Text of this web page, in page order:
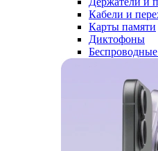
Кабели и
Карты памяти
Диктофоны